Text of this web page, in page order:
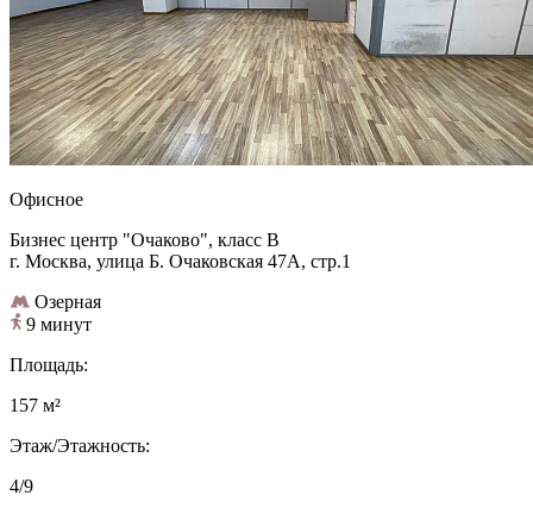
Офисное
Бизнес центр "Очаково", класс B
г. Москва, улица Б. Очаковская 47А, стр.1
Озерная
9 минут
Площадь:
157 м²
Этаж/Этажность:
4/9